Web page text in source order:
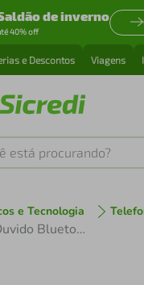
de inverno
40% off
e Descontos Viagens
procurando?
e Tecnologia
Fone De Ouvido Bluetooth 5.0 i11S Tws Airpods Sem Fio Case Base Branco